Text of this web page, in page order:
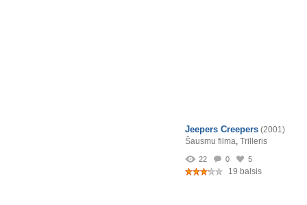
Jeepers Creepers (2001)
Šausmu filma, Trilleris
22 0 5
19 balsis